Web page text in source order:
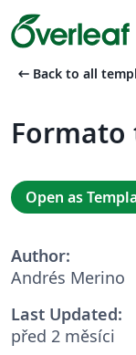
arrow_left_alt Back to all
Formato
Open as
Author:
Andrés Merino
Last Updated:
před 2 měsíci